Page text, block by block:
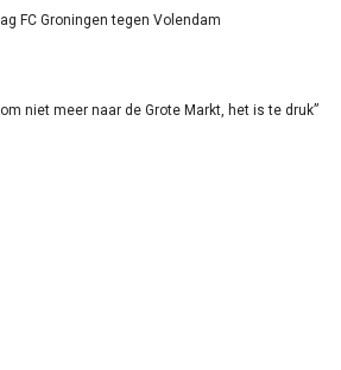
FC Groningen tegen Volendam
niet meer naar de Grote Markt, het is te druk”